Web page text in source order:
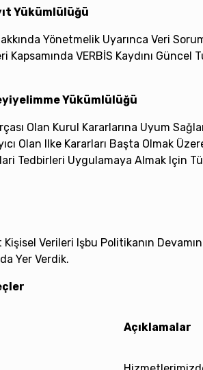
Yükümlülüğü
Yönetmelik Uyarınca Veri
VERBİS Kaydını
Yükümlülüğü
Olan Kurul Kararlarına Uyum
Olan Ilke Kararları Başta Olmak
Tedbirleri Uygulamaya Almak Için
Kişisel Verileri Işbu Politikanın
Yer Verdik.
Açıklamalar